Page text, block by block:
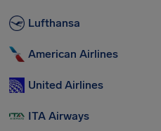
Lufthansa
American Airlines
United Airlines
ITA Airways